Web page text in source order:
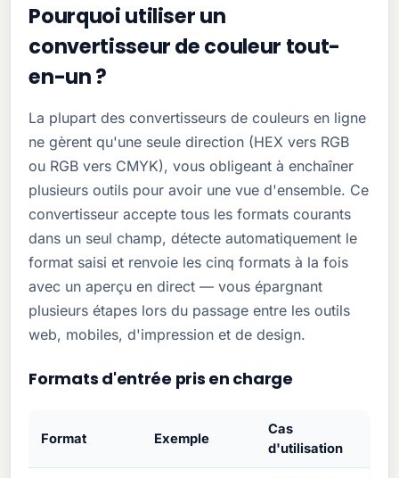
Pourquoi utiliser un
convertisseur de couleur tout-
en-un ?
La plupart des convertisseurs de couleurs en ligne
ne gèrent qu'une seule direction (HEX vers RGB
ou RGB vers CMYK), vous obligeant à enchaîner
plusieurs outils pour avoir une vue d'ensemble. Ce
convertisseur accepte tous les formats courants
dans un seul champ, détecte automatiquement le
format saisi et renvoie les cinq formats à la fois
avec un aperçu en direct — vous épargnant
plusieurs étapes lors du passage entre les outils
web, mobiles, d'impression et de design.
Formats d'entrée pris en charge
Format Exemple
Cas
d'utilisation